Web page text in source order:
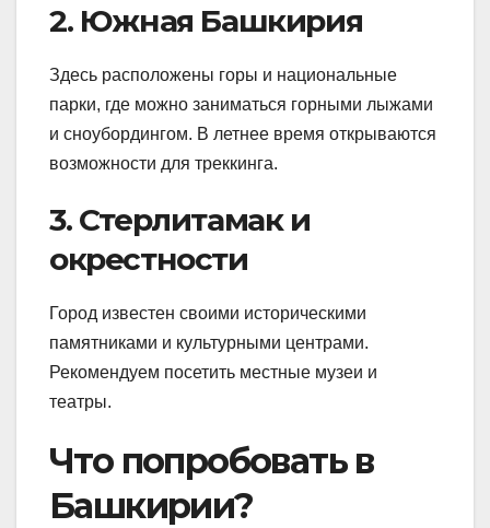
2. Южная Башкирия
Здесь расположены горы и национальные
парки, где можно заниматься горными лыжами
и сноубордингом. В летнее время открываются
возможности для треккинга.
3. Стерлитамак и
окрестности
Город известен своими историческими
памятниками и культурными центрами.
Рекомендуем посетить местные музеи и
театры.
Что попробовать в
Башкирии?